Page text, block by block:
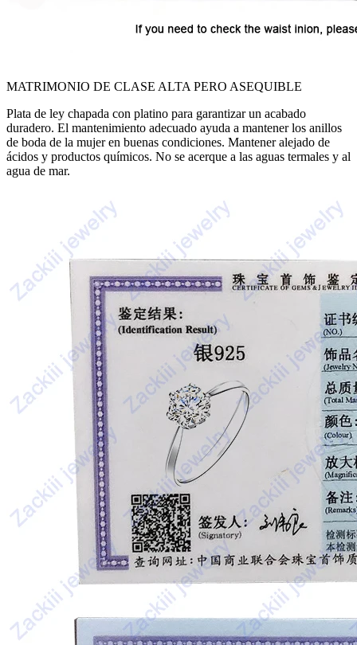
MATRIMONIO DE CLASE ALTA PERO ASEQUIBLE
Plata de ley chapada con platino para garantizar un acabado
duradero. El mantenimiento adecuado ayuda a mantener los anillos
de boda de la mujer en buenas condiciones. Mantener alejado de
ácidos y productos químicos. No se acerque a las aguas termales y al
agua de mar.